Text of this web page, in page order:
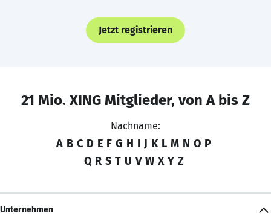
Jetzt registrieren
21 Mio. XING Mitglieder, von A bis Z
Nachname:
A B C D E F G H I J K L M N O P
Q R S T U V W X Y Z
Unternehmen